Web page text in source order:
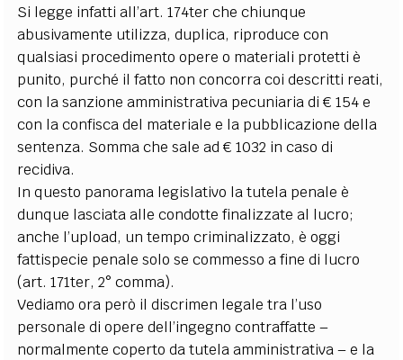
Si legge infatti all’art. 174ter che chiunque
abusivamente utilizza, duplica, riproduce con
qualsiasi procedimento opere o materiali protetti è
punito, purché il fatto non concorra coi descritti reati,
con la sanzione amministrativa pecuniaria di € 154 e
con la confisca del materiale e la pubblicazione della
sentenza. Somma che sale ad € 1032 in caso di
recidiva.
In questo panorama legislativo la tutela penale è
dunque lasciata alle condotte finalizzate al lucro;
anche l’upload, un tempo criminalizzato, è oggi
fattispecie penale solo se commesso a fine di lucro
(art. 171ter, 2° comma).
Vediamo ora però il discrimen legale tra l’uso
personale di opere dell’ingegno contraffatte –
normalmente coperto da tutela amministrativa – e la